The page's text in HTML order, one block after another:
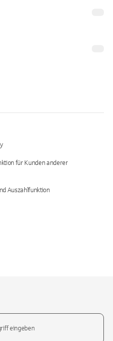
für Kunden anderer
Auszahlfunktion